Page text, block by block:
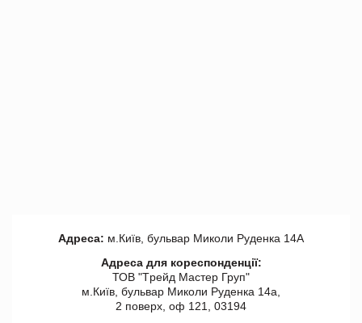
Адреса: м.Київ, бульвар Миколи Руденка 14А
Адреса для кореспонденції:
ТОВ "Tрейд Мастер Груп"
м.Київ, бульвар Миколи Руденка 14а,
2 поверх, оф 121, 03194